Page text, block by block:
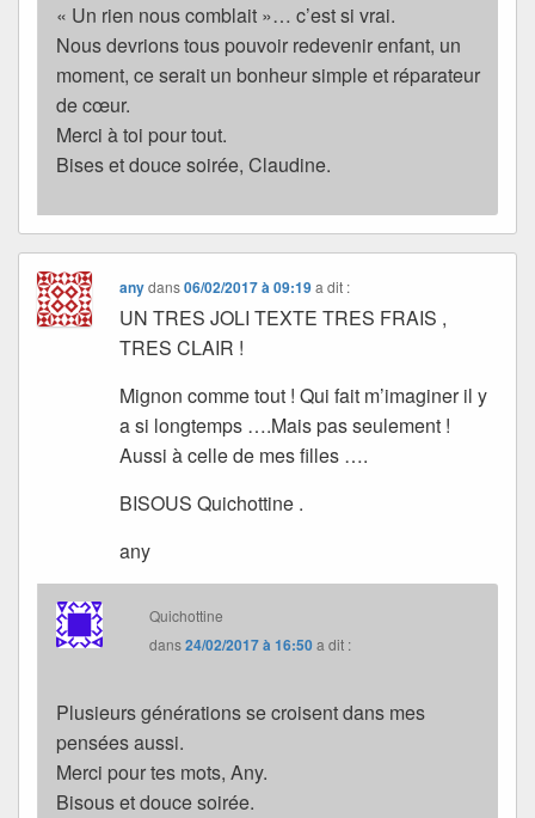
« Un rien nous comblait »… c’est si vrai.
Nous devrions tous pouvoir redevenir enfant, un
moment, ce serait un bonheur simple et réparateur
de cœur.
Merci à toi pour tout.
Bises et douce soirée, Claudine.
anydans06/02/2017 à 09:19 a dit :
UN TRES JOLI TEXTE TRES FRAIS ,
TRES CLAIR !
Mignon comme tout ! Qui fait m’imaginer il y
a si longtemps ….Mais pas seulement !
Aussi à celle de mes filles ….
BISOUS Quichottine .
any
Quichottine
dans24/02/2017 à 16:50a dit :
Plusieurs générations se croisent dans mes
pensées aussi.
Merci pour tes mots, Any.
Bisous et douce soirée.